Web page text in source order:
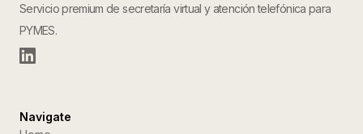
Servicio premium de secretaría virtual y atención telefónica para
PYMES.
Navigate